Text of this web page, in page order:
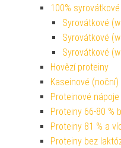
100%
Syrovátkové
Syrovátkové
Syrovátkové
Hovězí proteiny
Kaseinové
Proteinové nápoje
Proteiny 66-80 %
Proteiny 81 % a
Proteiny bez